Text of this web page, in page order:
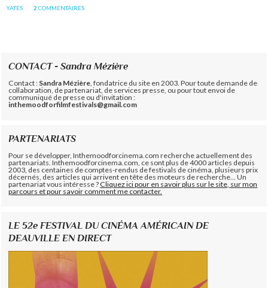
YATES
2 COMMENTAIRES
CONTACT - Sandra Mézière
Contact : Sandra Mézière , fondatrice du site en 2003. Pour toute demande de
collaboration, de partenariat, de services presse, ou pour tout envoi de
communiqué de presse ou d'invitation :
inthemoodforfilmfestivals@gmail.com
PARTENARIATS
Pour se développer, Inthemoodforcinema.com recherche actuellement des
partenariats. Inthemoodforcinema.com, ce sont plus de 4000 articles depuis
2003, des centaines de comptes-rendus de festivals de cinéma, plusieurs prix
décernés, des articles qui arrivent en tête des moteurs de recherche... Un
partenariat vous intéresse ?Cliquez ici pour en savoir plus sur le site, sur mon
parcours et pour savoir comment me contacter.
LE 52e FESTIVAL DU CINÉMA AMÉRICAIN DE
DEAUVILLE EN DIRECT